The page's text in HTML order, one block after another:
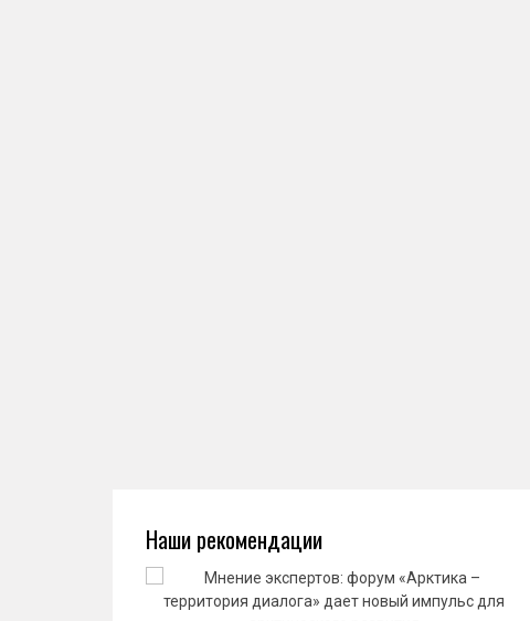
Наши рекомендации